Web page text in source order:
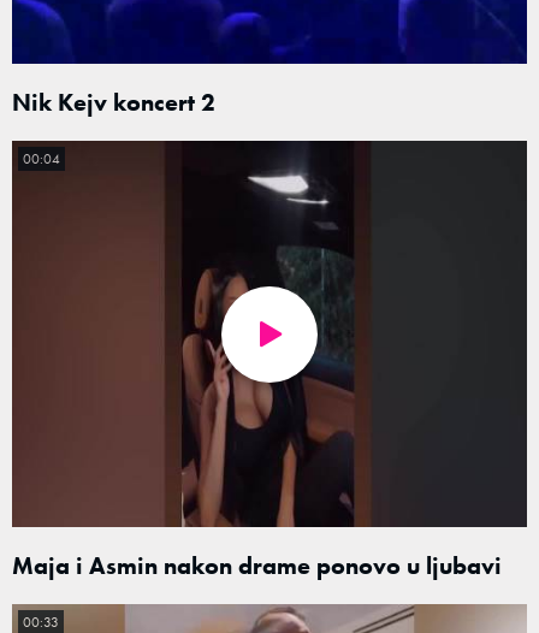
Nik Kejv koncert 2
Maja i Asmin nakon drame ponovo u ljubavi
00:04
00:33